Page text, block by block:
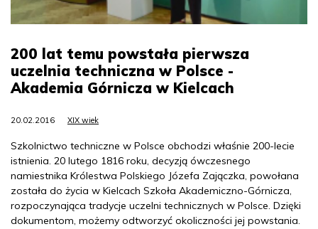
200 lat temu powstała pierwsza
uczelnia techniczna w Polsce -
Akademia Górnicza w Kielcach
20.02.2016 XIX wiek
Szkolnictwo techniczne w Polsce obchodzi właśnie 200-lecie
istnienia. 20 lutego 1816 roku, decyzją ówczesnego
namiestnika Królestwa Polskiego Józefa Zajączka, powołana
została do życia w Kielcach Szkoła Akademiczno-Górnicza,
rozpoczynająca tradycje uczelni technicznych w Polsce. Dzięki
dokumentom, możemy odtworzyć okoliczności jej powstania.